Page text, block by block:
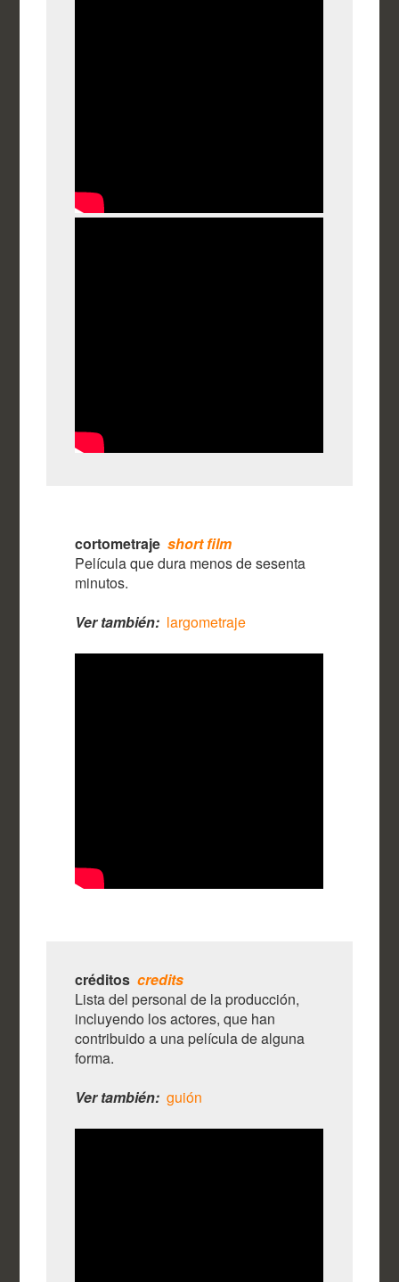
cortometraje short film
Película que dura menos de sesenta
minutos.
Ver también: largometraje
créditos credits
Lista del personal de la producción,
incluyendo los actores, que han
contribuido a una película de alguna
forma.
Ver también: guión